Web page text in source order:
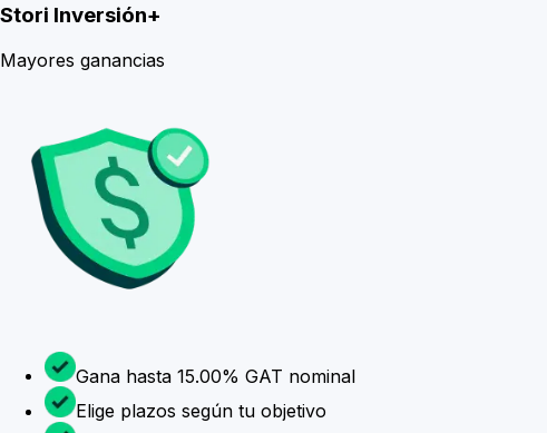
Stori Inversión+
Mayores ganancias
Gana hasta 15.00% GAT nominal
Elige plazos según tu objetivo